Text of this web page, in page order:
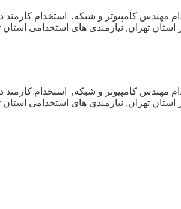
کامپیوتر و شبکه, استخدام کارمند در
استان تهران, نیازمندی های استخدامی
کامپیوتر و شبکه, استخدام کارمند در
استان تهران, نیازمندی های استخدامی